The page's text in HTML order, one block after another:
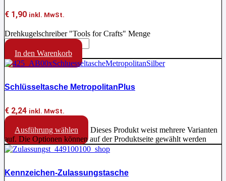
€ 1,90 inkl. MwSt.
Drehkugelschreiber "Tools for Crafts" Menge
In den Warenkorb
Schlüsseltasche MetropolitanPlus
€ 2,24 inkl. MwSt.
Ausführung wählen
Dieses Produkt weist mehrere Varianten
auf. Die Optionen können auf der Produktseite gewählt werden
Kennzeichen-Zulassungstasche